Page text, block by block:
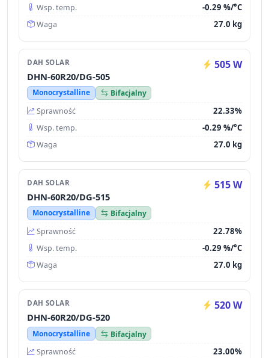
Wsp. temp. -0.29 %/°C
Waga 27.0 kg
DAH SOLAR 505 W
DHN-60R20/DG-505
Monocrystalline
Bifacjalny
Sprawność
22.33%
Wsp. temp. -0.29 %/°C
Waga 27.0 kg
DAH SOLAR 515 W
DHN-60R20/DG-515
Monocrystalline
Bifacjalny
Sprawność
22.78%
Wsp. temp. -0.29 %/°C
Waga 27.0 kg
DAH SOLAR 520 W
DHN-60R20/DG-520
Monocrystalline
Bifacjalny
Sprawność
23.00%